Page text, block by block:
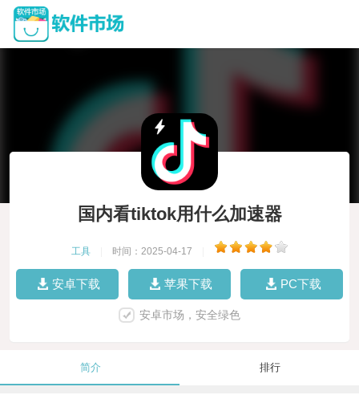
国内看tiktok用什么加速器
工具 时间：2025-04-17
安卓下载 苹果下载 PC下载
安卓市场，安全绿色
简介 排行